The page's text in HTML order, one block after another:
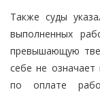
Также суды
выполненных
превышающую
себе не означает
по оплате